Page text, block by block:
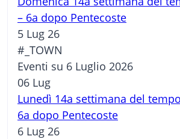
– 6a dopo Pentecoste
5 Lug 26
#_TOWN
Eventi su 6 Luglio 2026
06 Lug
Lunedì 14a settimana del
6a dopo Pentecoste
6 Lug 26